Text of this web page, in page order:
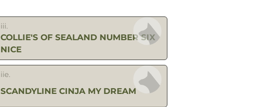
iii.
COLLIE'S OF SEALAND NUMBER SIX
NICE
iie.
SCANDYLINE CINJA MY DREAM